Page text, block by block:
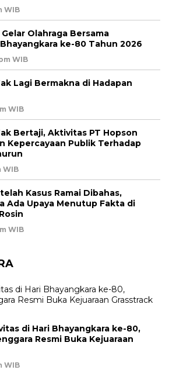
WIB
Olahraga Bersama
ke-80 Tahun 2026
WIB
Lagi Bermakna di Hadapan
WIB
Bertaji, Aktivitas PT Hopson
Kepercayaan Publik Terhadap
WIB
Kasus Ramai Dibahas,
Ada Upaya Menutup Fakta di
WIB
di Hari Bhayangkara ke-80,
Resmi Buka Kejuaraan
WIB